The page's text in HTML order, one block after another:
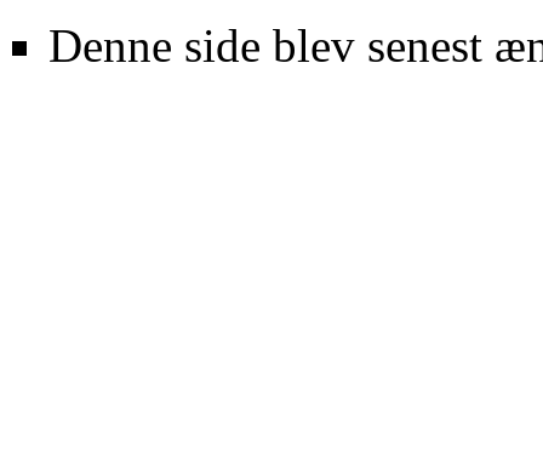
Denne side blev senest